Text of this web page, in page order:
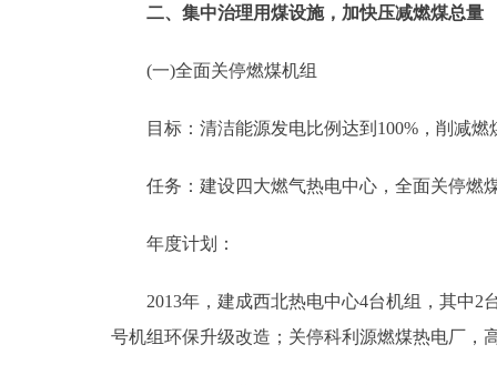
二、集中治理用煤设施，加快压减燃煤总量
(一)全面关停燃煤机组
目标：清洁能源发电比例达到100%，削减燃
任务：建设四大燃气热电中心，全面关停燃
年度计划：
2013年，建成西北热电中心4台机组，其中2
号机组环保升级改造；关停科利源燃煤热电厂，